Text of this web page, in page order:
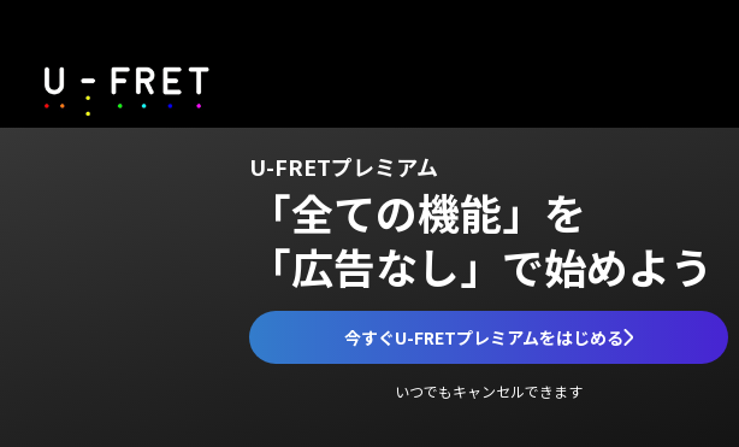
U-FRETプレミアム
「全ての機能」を
「広告なし」で始めよう
今すぐU-FRETプレミアムをはじめる
いつでもキャンセルできます